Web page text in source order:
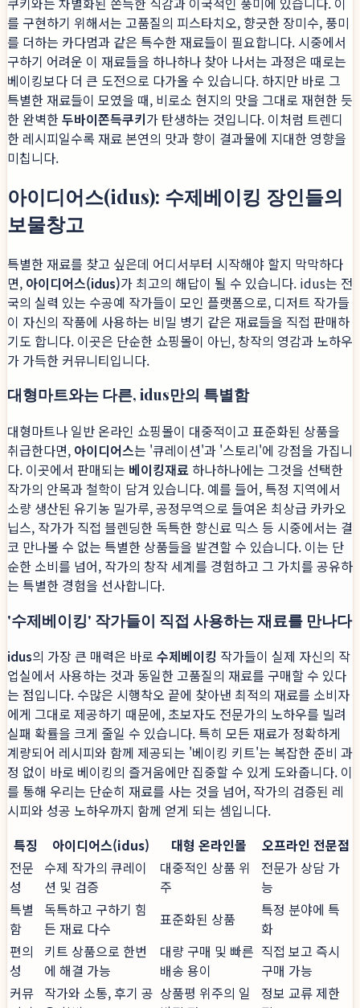
를 구현하기 위해서는 고품질의 피스타치오, 향긋한 장미수, 풍미
를 더하는 카다멈과 같은 특수한 재료들이 필요합니다. 시중에서
구하기 어려운 이 재료들을 하나하나 찾아 나서는 과정은 때로는
베이킹보다 더 큰 도전으로 다가올 수 있습니다. 하지만 바로 그
특별한 재료들이 모였을 때, 비로소 현지의 맛을 그대로 재현한 듯
한 완벽한두바이쫀득쿠키가 탄생하는 것입니다. 이처럼 트렌디
한 레시피일수록 재료 본연의 맛과 향이 결과물에 지대한 영향을
미칩니다.
아이디어스(idus): 수제베이킹 장인들의
보물창고
특별한 재료를 찾고 싶은데 어디서부터 시작해야 할지 막막하다
면, 아이디어스(idus)가 최고의 해답이 될 수 있습니다. idus는 전
국의 실력 있는 수공예 작가들이 모인 플랫폼으로, 디저트 작가들
이 자신의 작품에 사용하는 비밀 병기 같은 재료들을 직접 판매하
기도 합니다. 이곳은 단순한 쇼핑몰이 아닌, 창작의 영감과 노하우
가 가득한 커뮤니티입니다.
대형마트와는 다른, idus만의 특별함
대형마트나 일반 온라인 쇼핑몰이 대중적이고 표준화된 상품을
취급한다면, 아이디어스는 '큐레이션'과 '스토리'에 강점을 가집니
다. 이곳에서 판매되는 베이킹재료 하나하나에는 그것을 선택한
작가의 안목과 철학이 담겨 있습니다. 예를 들어, 특정 지역에서
소량 생산된 유기농 밀가루, 공정무역으로 들여온 최상급 카카오
닙스, 작가가 직접 블렌딩한 독특한 향신료 믹스 등 시중에서는 결
코 만나볼 수 없는 특별한 상품들을 발견할 수 있습니다. 이는 단
순한 소비를 넘어, 작가의 창작 세계를 경험하고 그 가치를 공유하
는 특별한 경험을 선사합니다.
'수제베이킹' 작가들이 직접 사용하는 재료를 만나다
idus의 가장 큰 매력은 바로 수제베이킹 작가들이 실제 자신의 작
업실에서 사용하는 것과 동일한 고품질의 재료를 구매할 수 있다
는 점입니다. 수많은 시행착오 끝에 찾아낸 최적의 재료를 소비자
에게 그대로 제공하기 때문에, 초보자도 전문가의 노하우를 빌려
실패 확률을 크게 줄일 수 있습니다. 특히 모든 재료가 정확하게
계량되어 레시피와 함께 제공되는 '베이킹 키트'는 복잡한 준비 과
정 없이 바로 베이킹의 즐거움에만 집중할 수 있게 도와줍니다. 이
를 통해 우리는 단순히 재료를 사는 것을 넘어, 작가의 검증된 레
시피와 성공 노하우까지 함께 얻게 되는 셈입니다.
특징
아이디어스(idus) 대형 온라인몰
오프라인 전문점
전문
성
수제 작가의 큐레이
션 및 검증
대중적인 상품 위
주
전문가 상담 가
능
특별
함
독특하고 구하기 힘
든 재료 다수
표준화된 상품
특정 분야에 특
화
편의
성
키트 상품으로 한번
에 해결 가능
대량 구매 및 빠른
배송 용이
직접 보고 즉시
구매 가능
커뮤 작가와 소통, 후기 공 상품평 위주의 일
정보 교류 제한